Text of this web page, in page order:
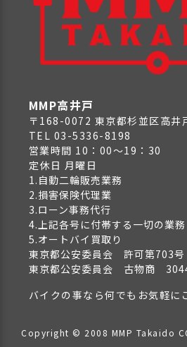
MMP高井戸
〒168-0072 東京都杉並区高井
TEL 03-5336-8198
営業時間 10：00～19：30
定休日 月曜日
1.自動二輪販売業務
2.損害保険代理業
3.ローン事務代行
4.上記各号に付帯する一切の業務
5.オートバイ買取り
東京都公安委員会 許可第703
東京都公安委員会 古物商
バイクの事なら何でもお気軽に
Copyright © 2008 MMP Takaido